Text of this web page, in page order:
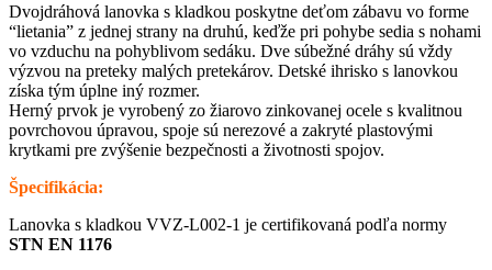
Dvojdráhová lanovka s kladkou poskytne deťom zábavu vo forme
“lietania” z jednej strany na druhú, keďže pri pohybe sedia s nohami
vo vzduchu na pohyblivom sedáku. Dve súbežné dráhy sú vždy
výzvou na preteky malých pretekárov. Detské ihrisko s lanovkou
získa tým úplne iný rozmer.
Herný prvok je vyrobený zo žiarovo zinkovanej ocele s kvalitnou
povrchovou úpravou, spoje sú nerezové a zakryté plastovými
krytkami pre zvýšenie bezpečnosti a životnosti spojov.
Špecifikácia:
Lanovka s kladkou VVZ-L002-1 je certifikovaná podľa normy
STN EN 1176